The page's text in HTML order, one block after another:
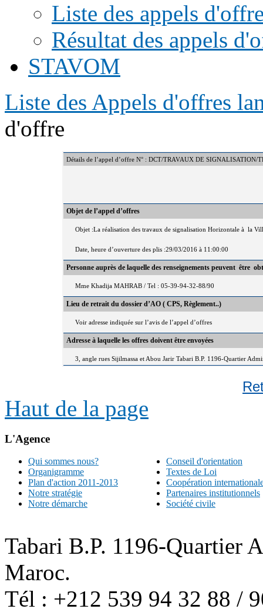
Liste des appels
Résultat des appels
STAVOM
Liste des Appels d'offres
d'offre
Détails de l’appel d’offre N° : DCT/TRAVAUX DE SIGNALISATION/
Objet de l’appel d’offres
Objet :La réalisation des travaux de signalisation Horizontale à la
Date, heure d’ouverture des plis :29/03/2016 à 11:00:00
Personne auprès de laquelle des renseignements peuvent être
Mme Khadija MAHRAB / Tel : 05-39-94-32-88/90
Lieu de retrait du dossier d’AO ( CPS, Règlement..)
Voir adresse indiquée sur l’avis de l’appel d’offres
Adresse à laquelle les offres doivent être envoyées
3, angle rues Sijilmassa et Abou Jarir Tabari B.P. 1196-Quartier
Haut de la page
L'Agence
Qui sommes nous?
Organigramme
Plan d'action 2011-2013
Notre stratégie
Notre démarche
Conseil d'orientation
Textes de Loi
Coopération
Partenaires institutionnels
Société civile
Tabari B.P. 1196-Quartier
Maroc.
Tél : +212 539 94 32 88 /